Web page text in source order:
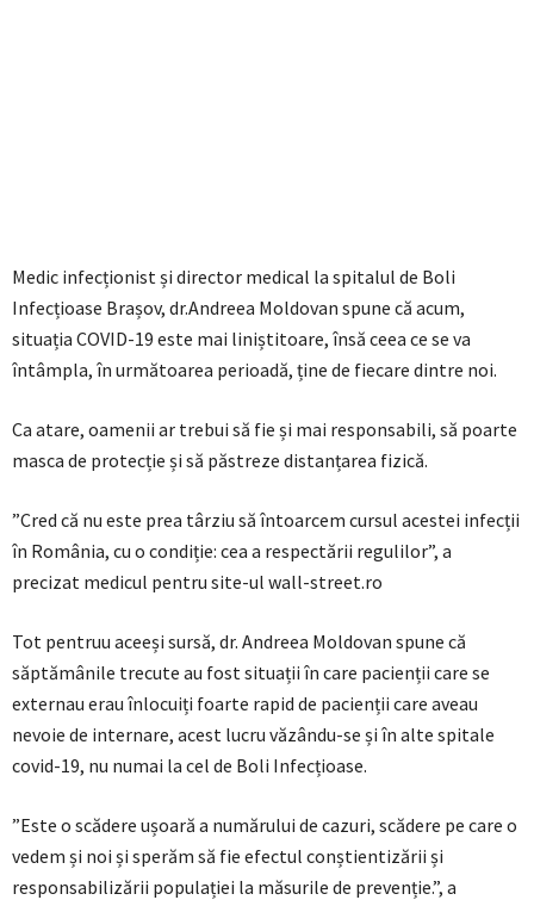
Medic infecționist și director medical la spitalul de Boli
Infecțioase Brașov, dr.Andreea Moldovan spune că acum,
situația COVID-19 este mai liniștitoare, însă ceea ce se va
întâmpla, în următoarea perioadă, ține de fiecare dintre noi.
Ca atare, oamenii ar trebui să fie și mai responsabili, să poarte
masca de protecție și să păstreze distanțarea fizică.
”Cred că nu este prea târziu să întoarcem cursul acestei infecții
în România, cu o condiție: cea a respectării regulilor”, a
precizat medicul pentru site-ul wall-street.ro
Tot pentruu aceeși sursă, dr. Andreea Moldovan spune că
săptămânile trecute au fost situații în care pacienții care se
externau erau înlocuiți foarte rapid de pacienții care aveau
nevoie de internare, acest lucru văzându-se și în alte spitale
covid-19, nu numai la cel de Boli Infecțioase.
”Este o scădere ușoară a numărului de cazuri, scădere pe care o
vedem și noi și sperăm să fie efectul conștientizării și
responsabilizării populației la măsurile de prevenție.”, a